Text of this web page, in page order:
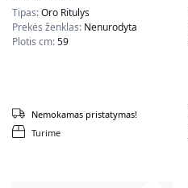
Tipas:Oro Ritulys
Prekės ženklas: Nenurodyta
Plotis cm:59
Turime
Nemokamas pristatymas!